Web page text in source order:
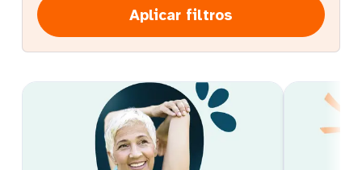
Aplicar filtros